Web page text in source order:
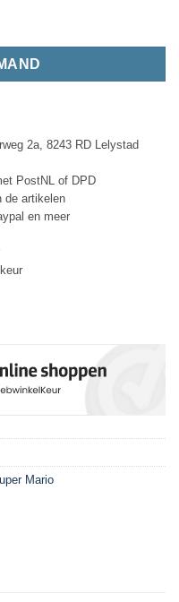
2a, 8243 RD Lelystad
PostNL of DPD
de artikelen
en meer
Mario